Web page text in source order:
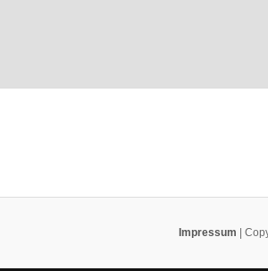
Impressum |